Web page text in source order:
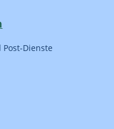
Dienste